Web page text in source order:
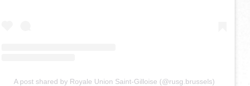
A post shared by Royale Union Saint-Gilloise (@rusg.brussels)